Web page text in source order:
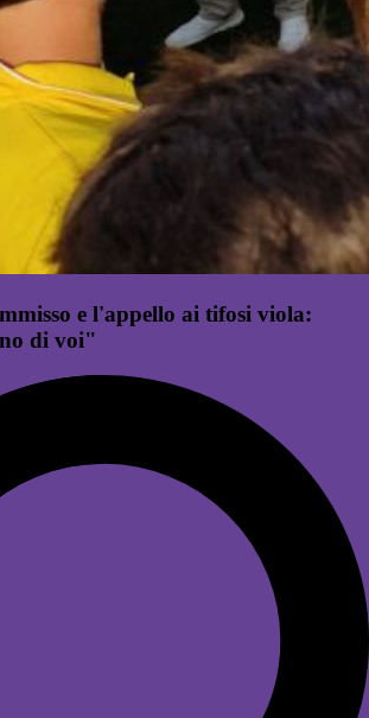
e l'appello ai tifosi viola:
di voi"